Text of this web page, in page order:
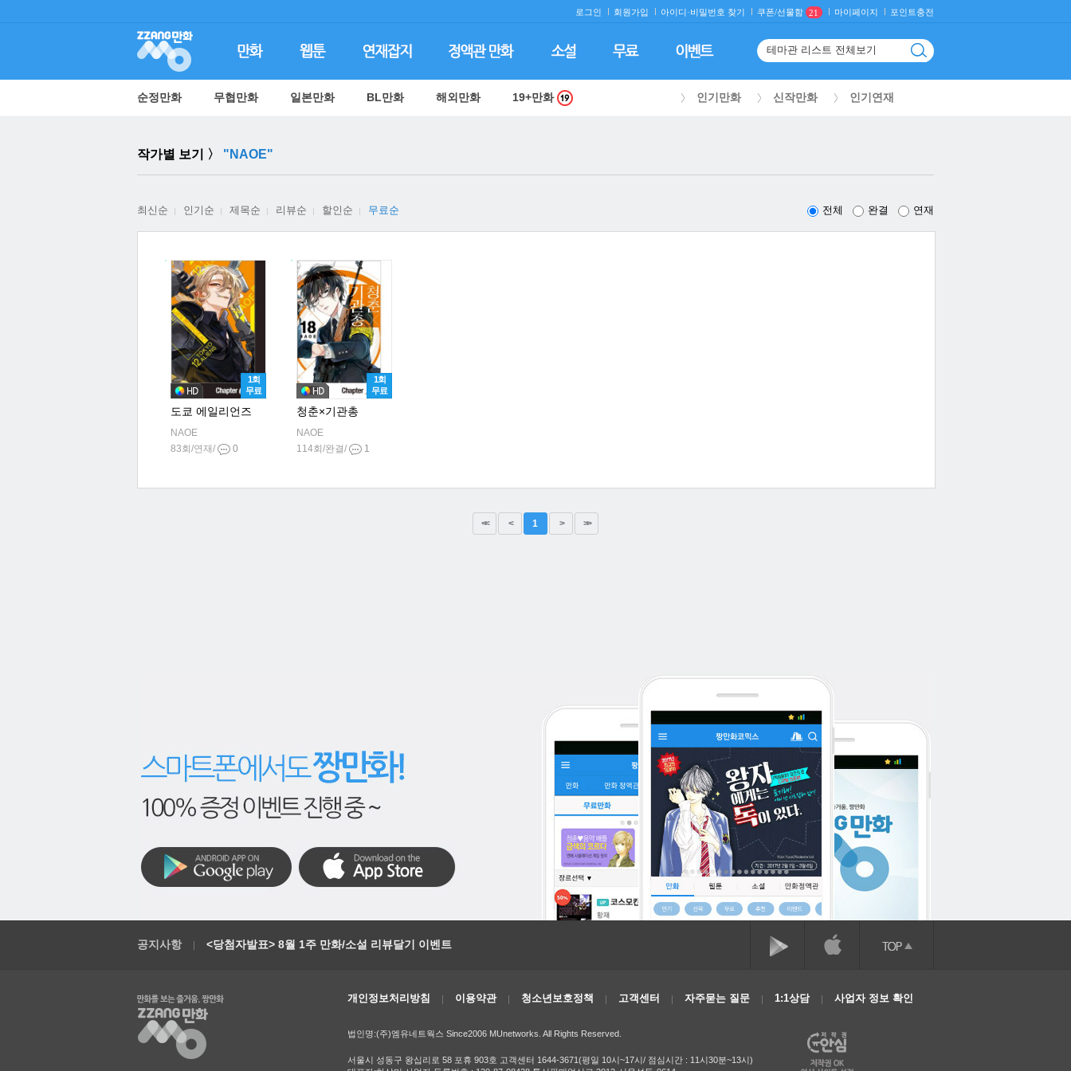
로그인 회원가입 아이디·비밀번호 찾기 쿠폰/선물함 21 마이페이지 포인트충전
순정만화 무협만화 일본만화 BL만화 해외만화 19+만화 인기만화 신작만화 인기연재
작가별 보기 〉 "NAOE"
최신순 인기순 제목순 리뷰순 할인순 무료순 전체 완결 연재
1회
무료
도쿄 에일리언즈
NAOE
83회/연재/
0
1회
무료
청춘×기관총
NAOE
114회/완결/
1
<< < 1 > >>
공지사항 <당첨자발표> 8월 1주 만화/소설 리뷰달기 이벤트
개인정보처리방침 이용약관 청소년보호정책 고객센터 자주묻는 질문 1:1상담 사업자 정보 확인
법인명:(주)엠유네트웍스 Since2006 MUnetworks. All Rights Reserved.
서울시 성동구 왕십리로 58 포휴 903호 고객센터 1644-3671(평일 10시~17시/ 점심시간 : 11시30분~13시)